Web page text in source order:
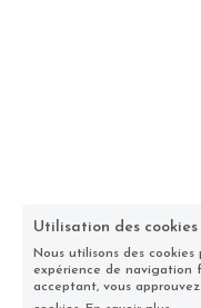
Utilisation des cookies
Nous utilisons des cookies
expérience de navigation
acceptant, vous